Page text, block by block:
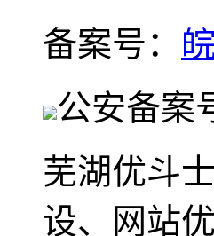
备案号：
公安备案
芜湖优斗
设、网站